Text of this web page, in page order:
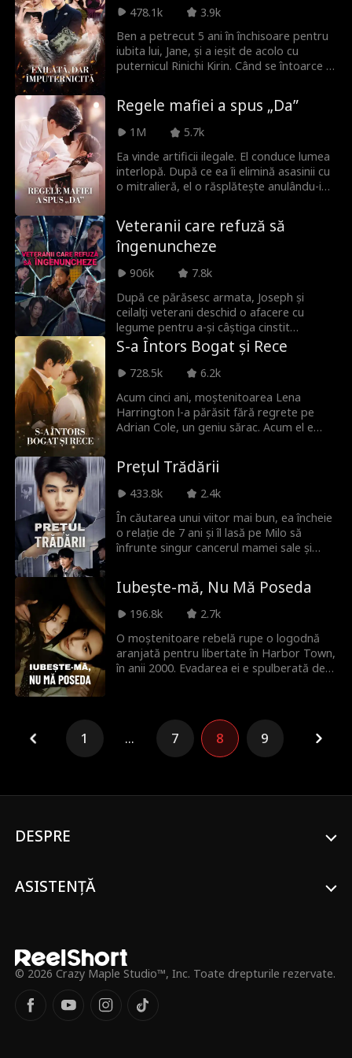
soția lui e un medic miraculos, un designer
mai bogat om din lume, dar s-a căsătorit
cu o adevărată forță.
478.1k
3.9k
Ben a petrecut 5 ani în închisoare pentru
iubita lui, Jane, și a ieșit de acolo cu
puternicul Rinichi Kirin. Când se întoarce și
șeful ei, Brandon, Ben este distrus.
Dezamăgit, găsește un nou drum lucrând
pentru Quincy, CEO-ul Dragonrise Group,
iar relația lor profesională se transformă
în iubire. Pe măsură ce trecutul lui Ben
revine la suprafață și inamicii îl vânează, el
își folosește noile puteri pentru a-i
Regele mafiei a spus „Da”
1M
5.7k
Ea vinde artificii ilegale. El conduce lumea
interlopă. După ce ea îi elimină asasinii cu
o mitralieră, el o răsplătește anulându-i
revendică pentru el.
Veteranii care refuză să
îngenuncheze
906k
7.8k
După ce părăsesc armata, Joseph și
ceilalți veterani deschid o afacere cu
legume pentru a-și câștiga cinstit
existența. Când văduva și fiica unui fost
camarad sunt hărțuite de un manager
ticălos, susținut de un magnat influent,
să fie sabotată. Încolțiți și umiliți, veteranii
refuză să se plece. Cu ajutorul unui aliat
neașteptat care demască toată corupția,
viitorul.
S-a Întors Bogat și Rece
728.5k
6.2k
Acum cinci ani, moștenitoarea Lena
Harrington l-a părăsit fără regrete pe
Adrian Cole, un geniu sărac. Acum el e
așteaptă să se răzbune. Însă ce nu știe
nimeni? Fata care i-a frânt inima... e
singura la care nu a putut renunța.
Prețul Trădării
433.8k
2.4k
În căutarea unui viitor mai bun, ea încheie
o relație de 7 ani și îl lasă pe Milo să
înfrunte singur cancerul mamei sale și
realitate, la pachet cu un imperiu și o
avere imensă. A crezut că scapă de o
povară, dar de fapt a întors spatele unui
regat la care nu va mai avea acces
vreodată.
Iubește-mă, Nu Mă Poseda
196.8k
2.7k
O moștenitoare rebelă rupe o logodnă
aranjată pentru libertate în Harbor Town,
în anii 2000. Evadarea ei e spulberată de
1 ... 7 8 9
DESPRE
ASISTENȚĂ
© 2026 Crazy Maple Studio™, Inc. Toate drepturile rezervate.